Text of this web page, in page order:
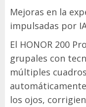
Mejoras en la
impulsadas por
El HONOR 200
grupales con
múltiples
los ojos,